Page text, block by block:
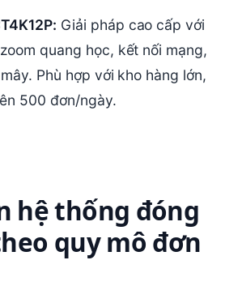
Giải pháp cao cấp với
quang học, kết nối mạng,
Phù hợp với kho hàng lớn,
500 đơn/ngày.
hệ thống đóng
quy mô đơn